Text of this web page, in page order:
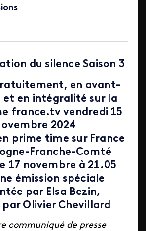
du silence Saison 3
en avant-
et en intégralité sur la
france.tv vendredi 15
2024
prime time sur France
Franche-Comté
17 novembre à 21.05
émission spéciale
par Elsa Bezin,
par Olivier Chevillard
communiqué de presse